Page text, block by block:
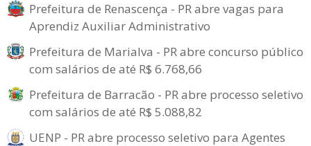
Prefeitura de Renascença - PR abre vagas para
Aprendiz Auxiliar Administrativo
Prefeitura de Marialva - PR abre concurso público
com salários de até R$ 6.768,66
Prefeitura de Barracão - PR abre processo seletivo
com salários de até R$ 5.088,82
UENP - PR abre processo seletivo para Agentes